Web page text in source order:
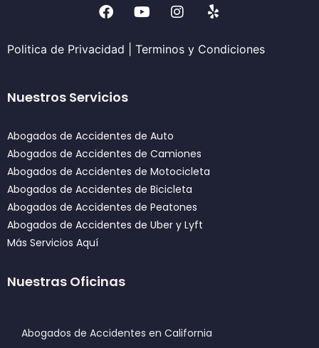
Politica de Privacidad Terminos y Condiciones
Nuestros Servicios
Abogados de Accidentes de Auto
Abogados de Accidentes de Camiones
Abogados de Accidentes de Motocicleta
Abogados de Accidentes de Bicicleta
Abogados de Accidentes de Peatones
Abogados de Accidentes de Uber y Lyft
Más Servicios Aquí
Nuestras Oficinas
Abogados de Accidentes en California